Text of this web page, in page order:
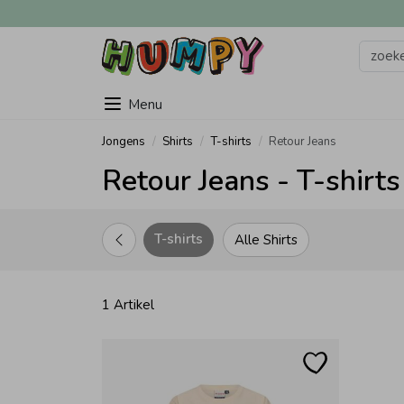
Menu
Jongens Shirts T-shirts Retour Jeans
Retour Jeans - T-
Alle Shirts
T-shirts
1 Artikel